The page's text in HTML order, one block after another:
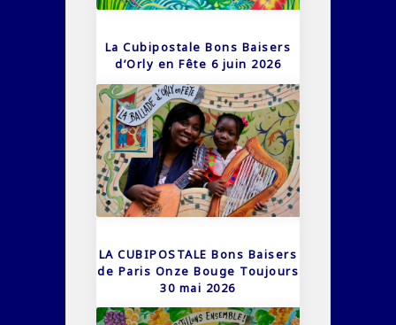
La Cubipostale Bons Baisers
d’Orly en Fête 6 juin 2026
LA CUBIPOSTALE Bons Baisers
de Paris Onze Bouge Toujours
30 mai 2026